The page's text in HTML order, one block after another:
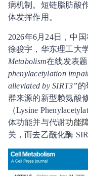
病机制。短链脂肪酸
体发挥作用。
2026年6月24日，中
徐骏宇，华东理工大
Metabolism在线发表
phenylacetylation
alleviated by SIRT3”的
群来源的新型赖氨酸
（Lysine
体功能并与代谢功能
关，而去乙酰化酶